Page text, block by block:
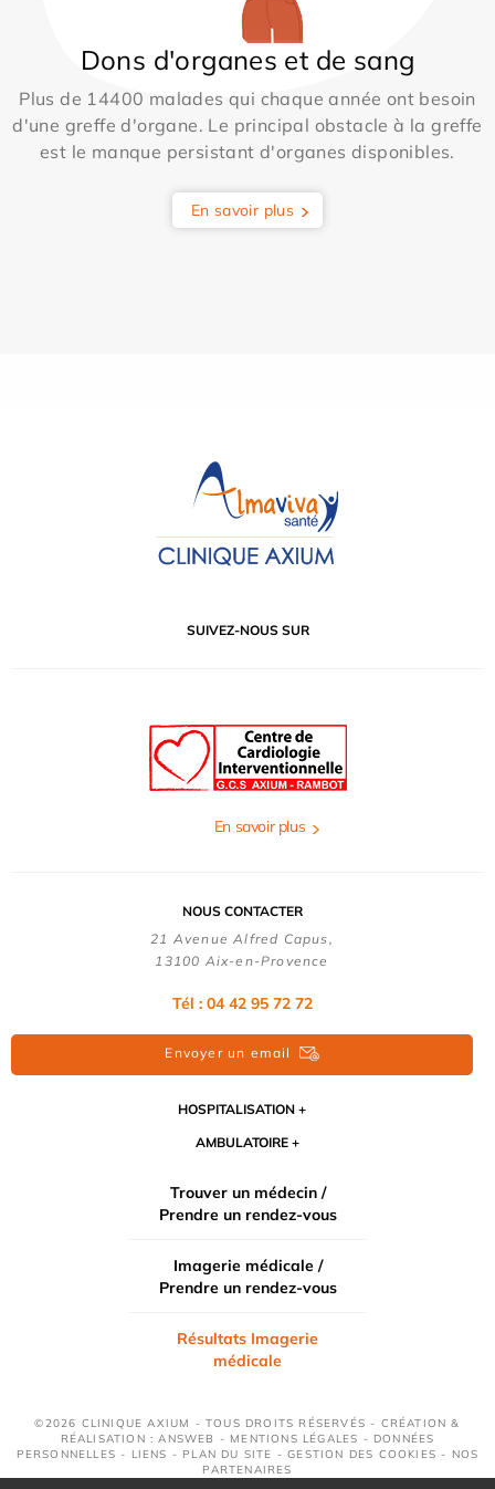
Dons d'organes et de sang
Plus de 14400 malades qui chaque année ont besoin
d'une greffe d'organe. Le principal obstacle à la greffe
est le manque persistant d'organes disponibles.
En savoir plus
SUIVEZ-NOUS SUR
En savoir plus
NOUS CONTACTER
21 Avenue Alfred Capus,
13100 Aix-en-Provence
Tél : 04 42 95 72 72
Envoyer un email
HOSPITALISATION
AMBULATOIRE
Trouver un médecin /
Prendre un rendez-vous
Imagerie médicale /
Prendre un rendez-vous
Résultats Imagerie
médicale
©2026 CLINIQUE AXIUM - TOUS DROITS RÉSERVÉS - CRÉATION &
RÉALISATION : ANSWEB - MENTIONS LÉGALES - DONNÉES
PERSONNELLES - LIENS - PLAN DU SITE -GESTION DES COOKIES - NOS
PARTENAIRES